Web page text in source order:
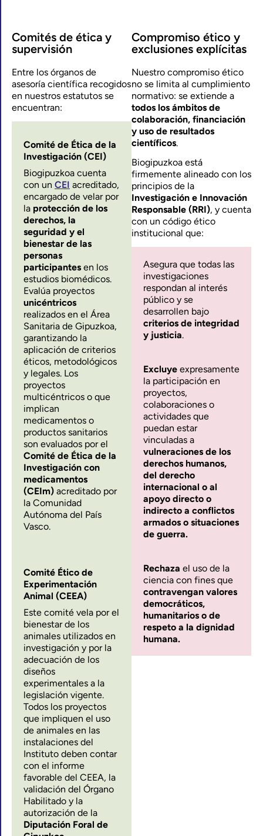
Comités de ética y
supervisión
Entre los órganos de
asesoría científica recogidos
en nuestros estatutos se
encuentran:
Comité de Ética de la
Investigación (CEI)
Biogipuzkoa cuenta
con un CEI acreditado,
encargado de velar por
la protección de los
derechos, la
seguridad y el
bienestar de las
personas
participantes en los
estudios biomédicos.
Evalúa proyectos
unicéntricos
realizados en el Área
Sanitaria de Gipuzkoa,
garantizando la
aplicación de criterios
éticos, metodológicos
y legales. Los
proyectos
multicéntricos o que
implican
medicamentos o
productos sanitarios
son evaluados por el
Comité de Ética de la
Investigación con
medicamentos
(CEIm) acreditado por
la Comunidad
Autónoma del País
Vasco.
Comité Ético de
Experimentación
Animal (CEEA)
Este comité vela por el
bienestar de los
animales utilizados en
investigación y por la
adecuación de los
diseños
experimentales a la
legislación vigente.
Todos los proyectos
que impliquen el uso
de animales en las
instalaciones del
Instituto deben contar
con el informe
favorable del CEEA, la
validación del Órgano
Habilitado y la
autorización de la
Diputación Foral de
Compromiso ético y
exclusiones explícitas
Nuestro compromiso ético
no se limita al cumplimiento
normativo: se extiende a
todos los ámbitos de
colaboración, financiación
y uso de resultados
científicos.
Biogipuzkoa está
firmemente alineado con los
principios de la
Investigación e Innovación
Responsable (RRI), y cuenta
con un código ético
institucional que:
Asegura que todas las
investigaciones
respondan al interés
público y se
desarrollen bajo
criterios de integridad
y justicia.
Excluye expresamente
la participación en
proyectos,
colaboraciones o
actividades que
puedan estar
vinculadas a
vulneraciones de los
derechos humanos,
del derecho
internacional o al
apoyo directo o
indirecto a conflictos
armados o situaciones
de guerra.
Rechaza el uso de la
ciencia con fines que
contravengan valores
democráticos,
humanitarios o de
respeto a la dignidad
humana.